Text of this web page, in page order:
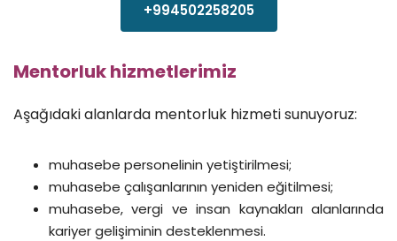
+994502258205
Mentorluk hizmetlerimiz
Aşağıdaki alanlarda mentorluk hizmeti sunuyoruz:
muhasebe personelinin yetiştirilmesi;
muhasebe çalışanlarının yeniden eğitilmesi;
muhasebe, vergi ve insan kaynakları alanlarında
kariyer gelişiminin desteklenmesi.